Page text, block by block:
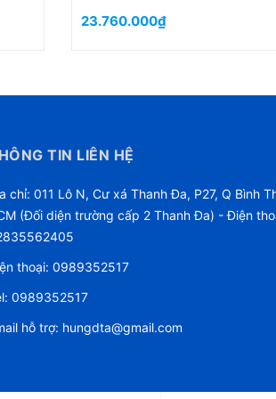
3.914.000₫4.120.000₫
TIN LIÊN HỆ
chỉ: 011 Lô N, Cư xá Thanh Đa, P27, Q Bình
(Đối diện trường cấp 2 Thanh Đa) - Điện
thoại: 0989352517
0989352517
hỗ trợ: hungdta@gmail.com